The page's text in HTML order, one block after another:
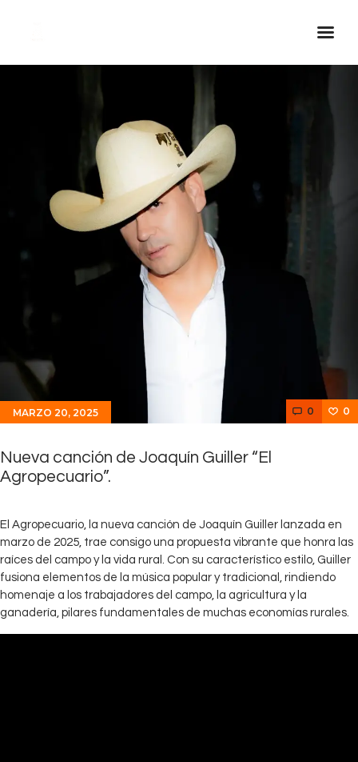
Inicio Real FM
Streaming
En Vivo
Descarga La APP
Programas
Noticias
Sobre Nosotros
MARZO 20, 2025 0 0
Nueva canción de Joaquín Guiller “El
Agropecuario”.
El Agropecuario, la nueva canción de Joaquín Guiller lanzada en
marzo de 2025, trae consigo una propuesta vibrante que honra las
raíces del campo y la vida rural. Con su característico estilo, Guiller
fusiona elementos de la música popular y tradicional, rindiendo
homenaje a los trabajadores del campo, la agricultura y la
ganadería, pilares fundamentales de muchas economías rurales.